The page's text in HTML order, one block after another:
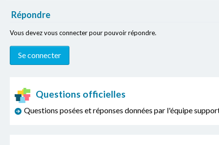
Répondre
Vous devez vous connecter pour pouvoir répondre.
Questions officielles
Questions posées et réponses données par l'équipe